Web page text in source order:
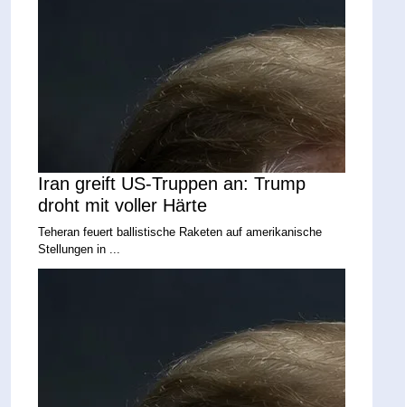
Iran greift US-Truppen an: Trump
droht mit voller Härte
Teheran feuert ballistische Raketen auf amerikanische
Stellungen in ...